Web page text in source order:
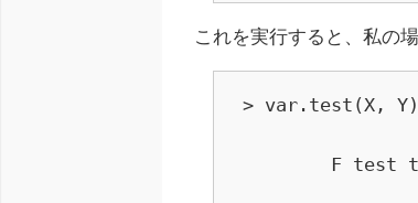
これを実行すると、私の
> var.test(X, Y)